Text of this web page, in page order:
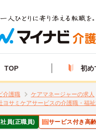
TOP 初め
介護職 ケアマネージャーの求人
ヨサミケアサービスの介護職・福
員(正職員) サービス付き高